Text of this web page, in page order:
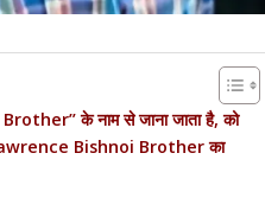
के नाम से जाना जाता है, को
Lawrence Bishnoi Brother का